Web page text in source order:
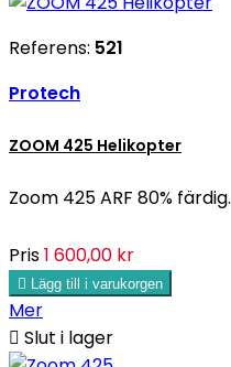
Referens: 521
Protech
ZOOM 425 Helikopter
Zoom 425 ARF 80% färdig.
Pris1 600,00 kr
 Lägg till i varukorgen
Mer
 Slut i lager